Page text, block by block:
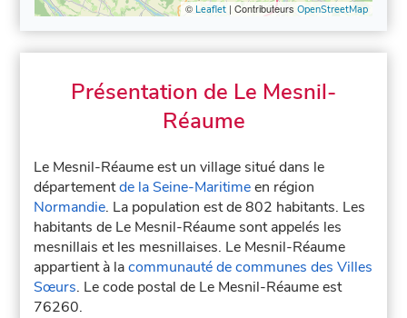
© Leaflet| Contributeurs OpenStreetMap
Présentation de Le Mesnil-
Réaume
Le Mesnil-Réaume est un village situé dans le
départementde la Seine-Maritimeen région
Normandie. La population est de 802 habitants. Les
habitants de Le Mesnil-Réaume sont appelés les
mesnillais et les mesnillaises. Le Mesnil-Réaume
appartient à lacommunauté de communes des Villes
Sœurs. Le code postal de Le Mesnil-Réaume est
76260.